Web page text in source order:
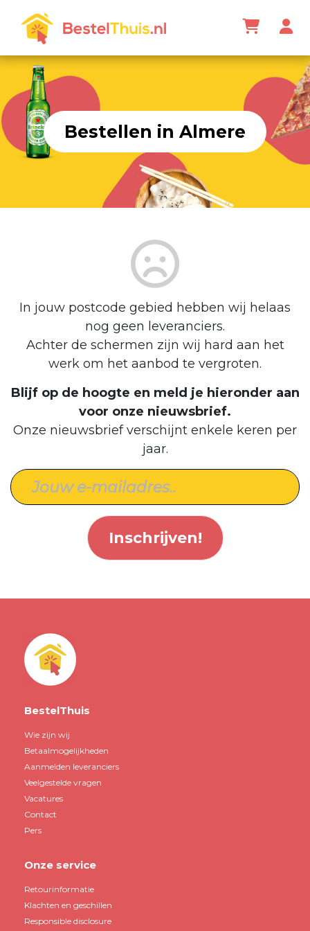
Bestellen in Almere
In jouw postcode gebied hebben wij helaas
nog geen leveranciers.
Achter de schermen zijn wij hard aan het
werk om het aanbod te vergroten.
Blijf op de hoogte en meld je hieronder aan
voor onze nieuwsbrief.
Onze nieuwsbrief verschijnt enkele keren per
jaar.
Inschrijven!
BestelThuis
Wie zijn wij
Betaalmogelijkheden
Aanmelden leveranciers
Veelgestelde vragen
Vacatures
Contact
Pers
Onze service
Retourinformatie
Klachten en geschillen
Responsible disclosure